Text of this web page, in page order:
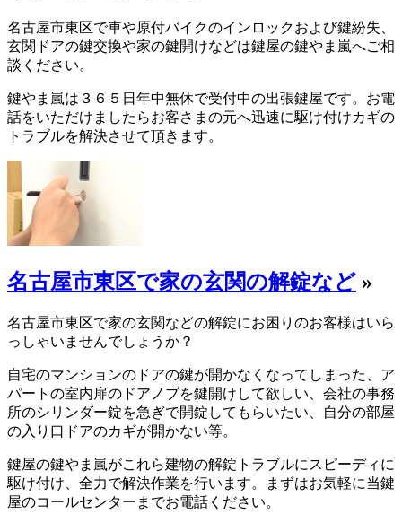
名古屋市東区で車や原付バイクのインロックおよび鍵紛失、
玄関ドアの鍵交換や家の鍵開けなどは鍵屋の鍵やま嵐へご相
談ください。
鍵やま嵐は３６５日年中無休で受付中の出張鍵屋です。お電
話をいただけましたらお客さまの元へ迅速に駆け付けカギの
トラブルを解決させて頂きます。
名古屋市東区で家の玄関の解錠など »
名古屋市東区で家の玄関などの解錠にお困りのお客様はいら
っしゃいませんでしょうか？
自宅のマンションのドアの鍵が開かなくなってしまった、ア
パートの室内扉のドアノブを鍵開けして欲しい、会社の事務
所のシリンダー錠を急ぎで開錠してもらいたい、自分の部屋
の入り口ドアのカギが開かない等。
鍵屋の鍵やま嵐がこれら建物の解錠トラブルにスピーディに
駆け付け、全力で解決作業を行います。まずはお気軽に当鍵
屋のコールセンターまでお電話ください。